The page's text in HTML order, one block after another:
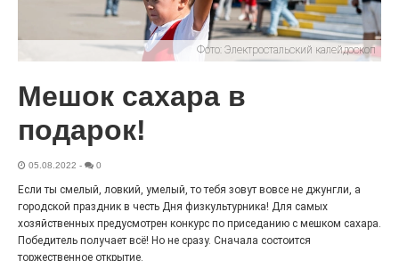
Чувство Родины — одно на
всех
28.07.2026
Фото: Электростальский калейдоскоп
Мешок сахара в
подарок!
05.08.2022 - 0
Если ты смелый, ловкий, умелый, то тебя зовут вовсе не джунгли, а
городской праздник в честь Дня физкультурника! Для самых
хозяйственных предусмотрен конкурс по приседанию с мешком сахара.
Победитель получает всё! Но не сразу. Сначала состоится
торжественное открытие.